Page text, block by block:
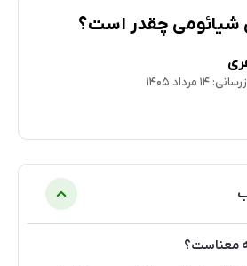
شیائومی چقدر است؟
مرداد ۱۴۰۵
معناست؟